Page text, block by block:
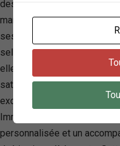
des services sur mesure
mandats exclusifs, visant à
ses clients. Élue Agence
selon une étude basée sur
elle prouve son excellence
satisfaction client. En plus
exclusifs dans des localités
Immobilier Grenoble se
personnalisée et un